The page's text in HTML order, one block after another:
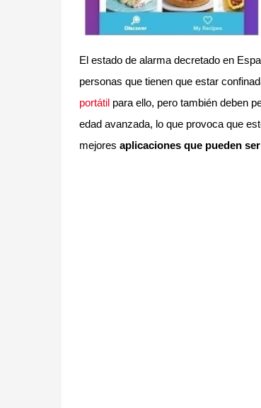
El estado de alarma decretado en
personas que tienen que estar
portátil para ello, pero también deben
edad avanzada, lo que provoca que
mejores aplicaciones que pueden